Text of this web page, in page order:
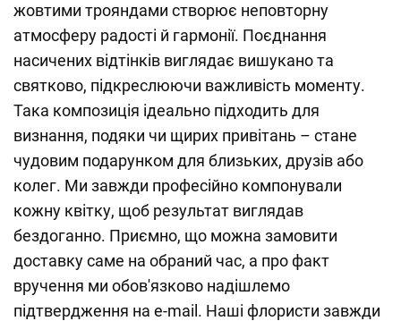
жовтими трояндами створює неповторну
атмосферу радості й гармонії. Поєднання
насичених відтінків виглядає вишукано та
святково, підкреслюючи важливість моменту.
Така композиція ідеально підходить для
визнання, подяки чи щирих привітань – стане
чудовим подарунком для близьких, друзів або
колег. Ми завжди професійно компонували
кожну квітку, щоб результат виглядав
бездоганно. Приємно, що можна замовити
доставку саме на обраний час, а про факт
вручення ми обов'язково надішлемо
підтвердження на e-mail. Наші флористи завжди